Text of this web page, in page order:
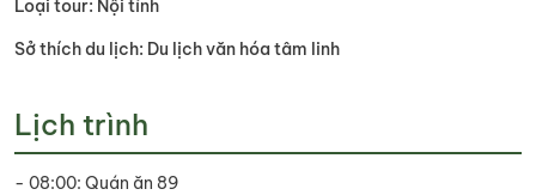
Loại tour: Nội tỉnh
Sở thích du lịch: Du lịch văn hóa tâm linh
Lịch trình
- 08:00: Quán ăn 89